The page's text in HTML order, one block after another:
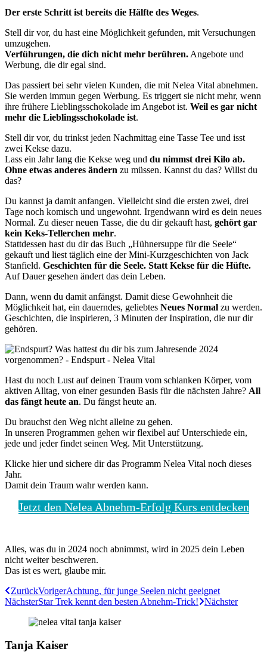
Der erste Schritt ist bereits die Hälfte des Weges.
Stell dir vor, du hast eine Möglichkeit gefunden, mit Versuchungen
umzugehen.
Verführungen, die dich nicht mehr berühren. Angebote und
Werbung, die dir egal sind.
Das passiert bei sehr vielen Kunden, die mit Nelea Vital abnehmen.
Sie werden immun gegen Werbung. Es triggert sie nicht mehr, wenn
ihre frühere Lieblingsschokolade im Angebot ist. Weil es gar nicht
mehr die Lieblingsschokolade ist.
Stell dir vor, du trinkst jeden Nachmittag eine Tasse Tee und isst
zwei Kekse dazu.
Lass ein Jahr lang die Kekse weg und du nimmst drei Kilo ab.
Ohne etwas anderes ändern zu müssen. Kannst du das? Willst du
das?
Du kannst ja damit anfangen. Vielleicht sind die ersten zwei, drei
Tage noch komisch und ungewohnt. Irgendwann wird es dein neues
Normal. Zu dieser neuen Tasse, die du dir gekauft hast, gehört gar
kein Keks-Tellerchen mehr.
Stattdessen hast du dir das Buch „Hühnersuppe für die Seele“
gekauft und liest täglich eine der Mini-Kurzgeschichten von Jack
Stanfield. Geschichten für die Seele. Statt Kekse für die Hüfte.
Auf Dauer gesehen ändert das dein Leben.
Dann, wenn du damit anfängst. Damit diese Gewohnheit die
Möglichkeit hat, ein dauerndes, geliebtes Neues Normal zu werden.
Geschichten, die inspirieren, 3 Minuten der Inspiration, die nur dir
gehören.
Hast du noch Lust auf deinen Traum vom schlanken Körper, vom
aktiven Alltag, von einer gesunden Basis für die nächsten Jahre? All
das fängt heute an. Du fängst heute an.
Du brauchst den Weg nicht alleine zu gehen.
In unseren Programmen gehen wir flexibel auf Unterschiede ein,
jede und jeder findet seinen Weg. Mit Unterstützung.
Klicke hier und sichere dir das Programm Nelea Vital noch dieses
Jahr.
Damit dein Traum wahr werden kann.
Jetzt den Nelea Abnehm-Erfolg Kurs entdecken
Alles, was du in 2024 noch abnimmst, wird in 2025 dein Leben
nicht weiter beschweren.
Das ist es wert, glaube mir.
ZurückVorigerAchtung, für junge Seelen nicht geeignet
NächsterStar Trek kennt den besten Abnehm-Trick! Nächster
Tanja Kaiser